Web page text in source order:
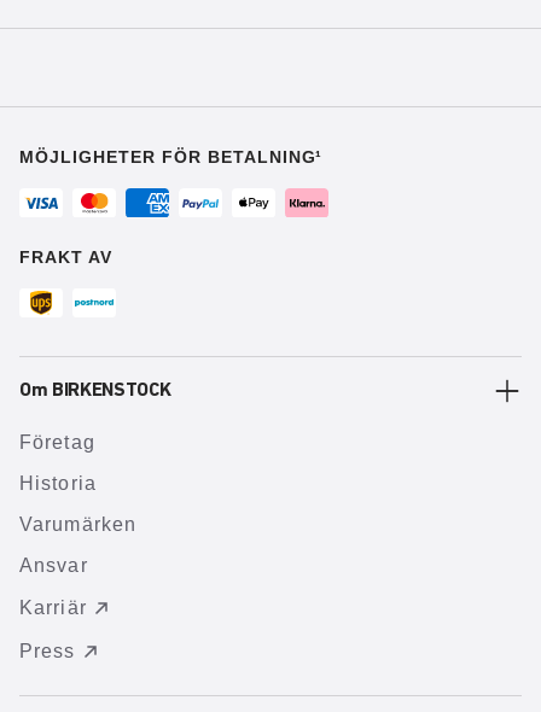
MÖJLIGHETER FÖR BETALNING¹
FRAKT AV
Om BIRKENSTOCK
Företag
Historia
Varumärken
Ansvar
Karriär
Press